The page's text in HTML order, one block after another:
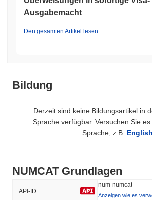
Ausgabemacht
Den gesamten Artikel lesen
Bildung
Derzeit sind keine Bildungsartikel in
Sprache verfügbar. Versuchen Sie
Sprache, z.B. English
NUMCAT Grundlagen
API-ID
num-numcat
Anzeigen wie es